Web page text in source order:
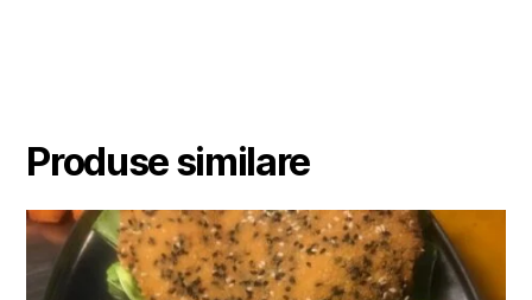
Produse similare